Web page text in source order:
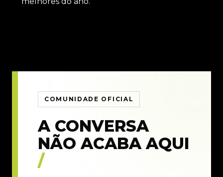
COMUNIDADE OFICIAL
A CONVERSA
NÃO ACABA AQUI
/